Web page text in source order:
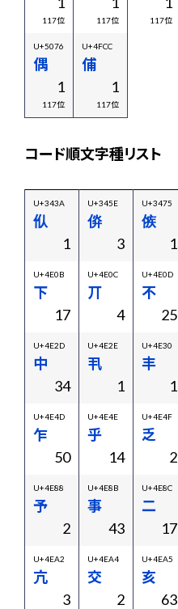
117位 117位 117位
U+5076
偶
1
117位
U+4FCC
俌
1
117位
コード順文字種リスト
U+343A
㐺
1
U+345E
㑞
3
U+3475
㑵
1
U+4E0B
下
17
U+4E0C
丌
4
U+4E0D
不
25
U+4E2D
中
34
U+4E2E
丮
1
U+4E30
丰
1
U+4E4D
乍
50
U+4E4E
乎
14
U+4E4F
乏
2
U+4E88
予
2
U+4E8B
事
43
U+4E8C
二
17
U+4EA2
亢
3
U+4EA4
交
2
U+4EA5
亥
63